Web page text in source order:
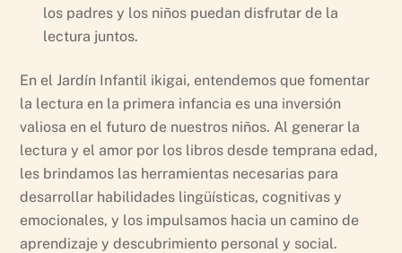
los padres y los niños puedan disfrutar de la
lectura juntos.
En el Jardín Infantil ikigai, entendemos que fomentar
la lectura en la primera infancia es una inversión
valiosa en el futuro de nuestros niños. Al generar la
lectura y el amor por los libros desde temprana edad,
les brindamos las herramientas necesarias para
desarrollar habilidades lingüísticas, cognitivas y
emocionales, y los impulsamos hacia un camino de
aprendizaje y descubrimiento personal y social.